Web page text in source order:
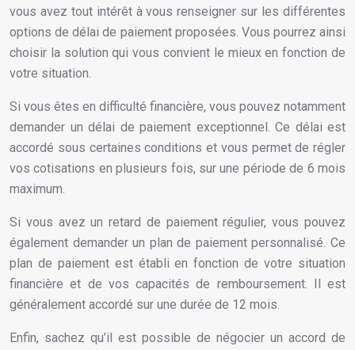
vous avez tout intérêt à vous renseigner sur les différentes
options de délai de paiement proposées. Vous pourrez ainsi
choisir la solution qui vous convient le mieux en fonction de
votre situation.
Si vous êtes en difficulté financière, vous pouvez notamment
demander un délai de paiement exceptionnel. Ce délai est
accordé sous certaines conditions et vous permet de régler
vos cotisations en plusieurs fois, sur une période de 6 mois
maximum.
Si vous avez un retard de paiement régulier, vous pouvez
également demander un plan de paiement personnalisé. Ce
plan de paiement est établi en fonction de votre situation
financière et de vos capacités de remboursement. Il est
généralement accordé sur une durée de 12 mois.
Enfin, sachez qu’il est possible de négocier un accord de